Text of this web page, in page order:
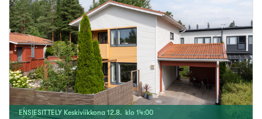
ENSIESITTELY Keskiviikkona 12.8. klo 14:00